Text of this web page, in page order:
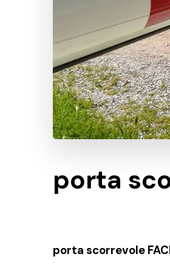
porta
porta scorrevole